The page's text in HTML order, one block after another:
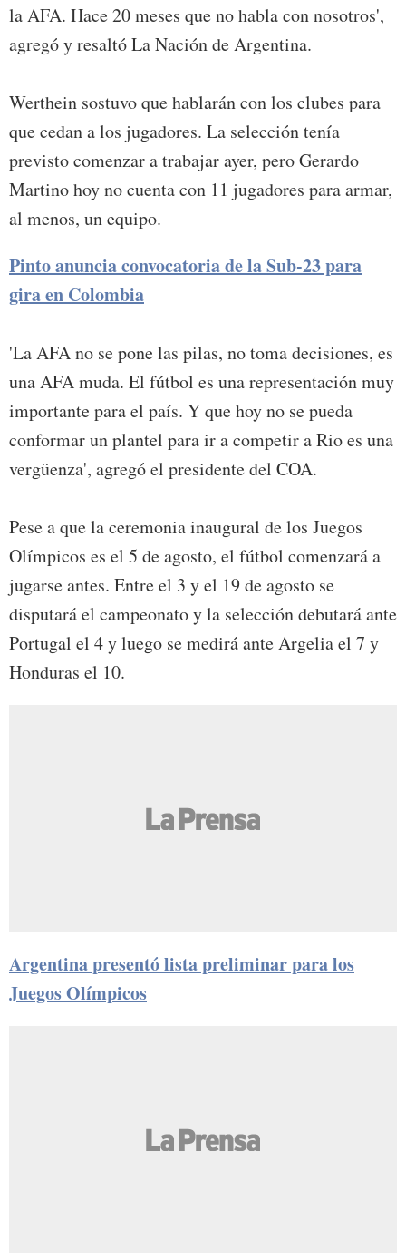
la AFA. Hace 20 meses que no habla con nosotros',
agregó y resaltó La Nación de Argentina.
Werthein sostuvo que hablarán con los clubes para
que cedan a los jugadores. La selección tenía
previsto comenzar a trabajar ayer, pero Gerardo
Martino hoy no cuenta con 11 jugadores para armar,
al menos, un equipo.
Pinto anuncia convocatoria de la Sub-23 para
gira en Colombia
'La AFA no se pone las pilas, no toma decisiones, es
una AFA muda. El fútbol es una representación muy
importante para el país. Y que hoy no se pueda
conformar un plantel para ir a competir a Rio es una
vergüenza', agregó el presidente del COA.
Pese a que la ceremonia inaugural de los Juegos
Olímpicos es el 5 de agosto, el fútbol comenzará a
jugarse antes. Entre el 3 y el 19 de agosto se
disputará el campeonato y la selección debutará ante
Portugal el 4 y luego se medirá ante Argelia el 7 y
Honduras el 10.
Argentina presentó lista preliminar para los
Juegos Olímpicos